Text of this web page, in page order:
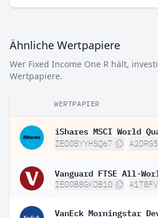
Ähnliche Wertpapiere
Wer Fixed Income One R hält,
Wertpapiere.
WERTPAPIER
IE00BYYHSQ67 A2DRG5
IE00B8GKDB10 A1T8FV